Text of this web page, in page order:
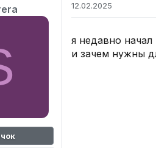
12.02.2025
я недавно
и зачем нужны